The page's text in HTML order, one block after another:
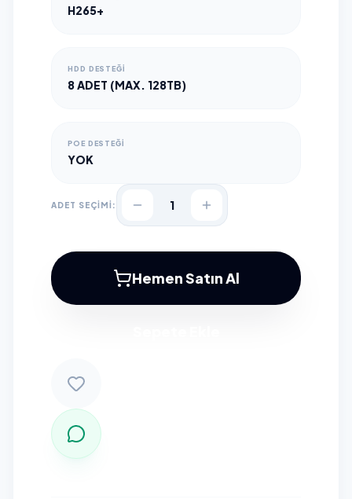
H265+
HDD DESTEĞI
8 ADET (MAX. 128TB)
POE DESTEĞI
YOK
ADET SEÇİMİ: 1
Hemen Satın Al